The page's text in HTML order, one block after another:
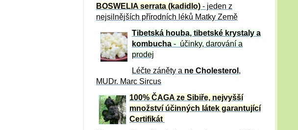
BOSWELIA serrata (kadidlo) - jeden z
nejsilnějších přírodních léků Matky Země
Tibetská houba, tibetské krystaly a
kombucha - účinky, darování a
prodej
Léčte záněty a ne Cholesterol ,
MUDr. Marc Sircus
100% ČAGA ze Sibiře, nejvyšší
množství účinných látek garantující
Certifikát